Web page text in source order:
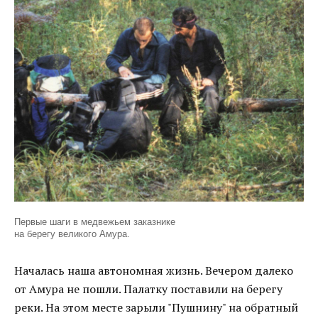
Первые шаги в медвежьем заказнике
на берегу великого Амура.
Началась наша автономная жизнь. Вечером далеко
от Амура не пошли. Палатку поставили на берегу
реки. На этом месте зарыли "Пушнину" на обратный